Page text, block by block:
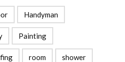
Handyman
Painting
room shower